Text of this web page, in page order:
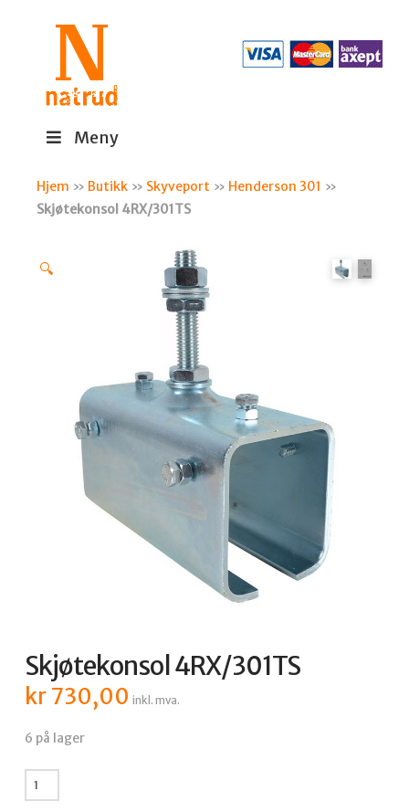
Meny
Hjem » Butikk » Skyveport » Henderson 301 »
Skjøtekonsol 4RX/301TS
🔍
Skjøtekonsol 4RX/301TS
kr730,00 inkl. mva.
6 på lager
Skjøtekonsol
4RX/301TS